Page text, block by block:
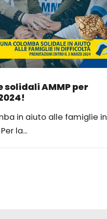
solidali AMMP per
in aiuto alle famiglie in
la...